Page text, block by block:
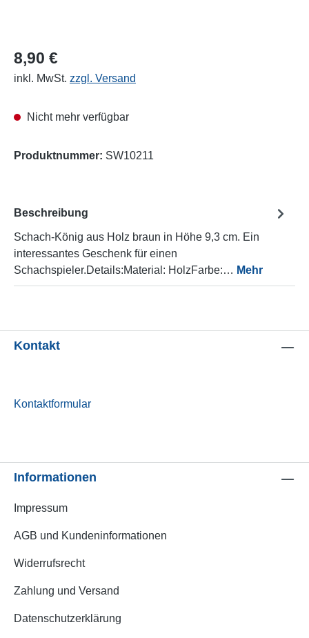
8,90 €
inkl. MwSt. zzgl. Versand
Nicht mehr verfügbar
Produktnummer: SW10211
Beschreibung
Schach-König aus Holz braun in Höhe 9,3 cm. Ein
interessantes Geschenk für einen
Schachspieler.Details:Material: HolzFarbe:… Mehr
Kontakt
Kontaktformular
Informationen
Impressum
AGB und Kundeninformationen
Widerrufsrecht
Zahlung und Versand
Datenschutzerklärung